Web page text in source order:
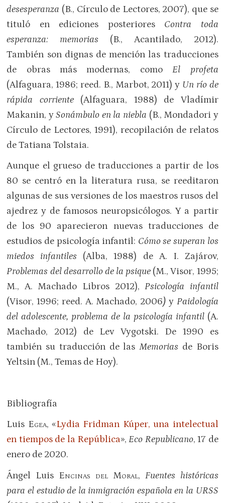
desesperanza (B., Círculo de Lectores, 2007), que se
tituló en ediciones posteriores Contra toda
esperanza: memorias (B., Acantilado, 2012).
También son dignas de mención las traducciones
de obras más modernas, comoEl profeta
(Alfaguara, 1986; reed. B., Marbot, 2011) y Un río de
rápida corriente(Alfaguara, 1988) de Vladímir
Makanin, ySonámbulo en la niebla (B., Mondadori y
Círculo de Lectores, 1991), recopilación de relatos
de Tatiana Tolstaia.
Aunque el grueso de traducciones a partir de los
80 se centró en la literatura rusa, se reeditaron
algunas de sus versiones de los maestros rusos del
ajedrez y de famosos neuropsicólogos. Y a partir
de los 90 aparecieron nuevas traducciones de
estudios de psicología infantil: Cómo se superan los
miedos infantiles (Alba, 1988) de A. I. Zajárov,
Problemas del desarrollo de la psique (M., Visor, 1995;
M., A. Machado Libros 2012),Psicología infantil
(Visor, 1996; reed. A. Machado, 2006) y Paidología
del adolescente, problema de la psicología infantil(A.
Machado, 2012) de Lev Vygotski. De 1990 es
también su traducción de lasMemorias de Boris
Yeltsin (M., Temas de Hoy).
Bibliografía
Luis Egea, «Lydia Fridman Kúper, una intelectual
en tiempos de la República»,Eco Republicano, 17 de
enero de 2020.
Ángel Luis Encinas del Moral, Fuentes históricas
para el estudio de la inmigración española en la URSS